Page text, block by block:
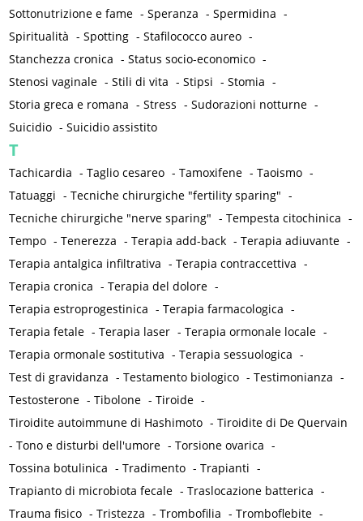
Sottonutrizione e fame -Speranza -Spermidina -
Spiritualità -Spotting -Stafilococco aureo -
Stanchezza cronica -Status socio-economico -
Stenosi vaginale -Stili di vita -Stipsi -Stomia -
Storia greca e romana -Stress -Sudorazioni notturne -
Suicidio -Suicidio assistito
T
Tachicardia -Taglio cesareo -Tamoxifene -Taoismo -
Tatuaggi -Tecniche chirurgiche "fertility sparing" -
Tecniche chirurgiche "nerve sparing" -Tempesta citochinica -
Tempo -Tenerezza -Terapia add-back -Terapia adiuvante -
Terapia antalgica infiltrativa -Terapia contraccettiva -
Terapia cronica -Terapia del dolore -
Terapia estroprogestinica -Terapia farmacologica -
Terapia fetale -Terapia laser -Terapia ormonale locale -
Terapia ormonale sostitutiva -Terapia sessuologica -
Test di gravidanza -Testamento biologico -Testimonianza -
Testosterone -Tibolone -Tiroide -
Tiroidite autoimmune di Hashimoto -Tiroidite di De Quervain
-Tono e disturbi dell'umore -Torsione ovarica -
Tossina botulinica -Tradimento -Trapianti -
Trapianto di microbiota fecale -Traslocazione batterica -
Trauma fisico -Tristezza -Trombofilia -Tromboflebite -